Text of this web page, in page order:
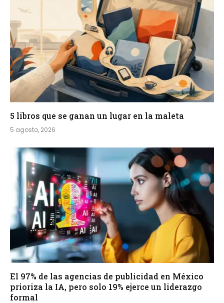
5 libros que se ganan un lugar en la maleta
5 agosto, 2026
El 97% de las agencias de publicidad en México
prioriza la IA, pero solo 19% ejerce un liderazgo
formal